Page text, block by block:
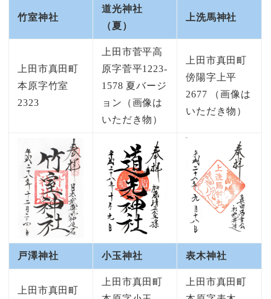
竹室神社
道光神社
（夏）
上洗馬神社
上田市真田町
本原字竹室
2323
上田市菅平高
原字菅平1223-
1578 夏バージ
ョン（画像は
いただき物）
上田市真田町
傍陽字上平
2677 （画像は
いただき物）
戸澤神社 小玉神社 表木神社
上田市真田町
上田市真田町
上田市真田町